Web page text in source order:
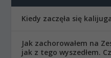
Kiedy zaczęła się
Jak zachorowałem na
jak z tego wyszedłem.